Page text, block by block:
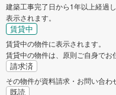
建築工事完了日から1年以上経過
表示されます。
賃貸中
賃貸中の物件に表示されます。
賃貸中の物件は、原則ご自身でお
請求済
その物件が資料請求・お問い合わ
既読